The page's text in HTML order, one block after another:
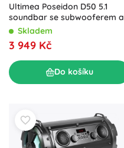
Ultimea Poseidon D50 5.1
soundbar se subwooferem a
zadními reproduktory
Skladem
3 949 Kč
Do košíku